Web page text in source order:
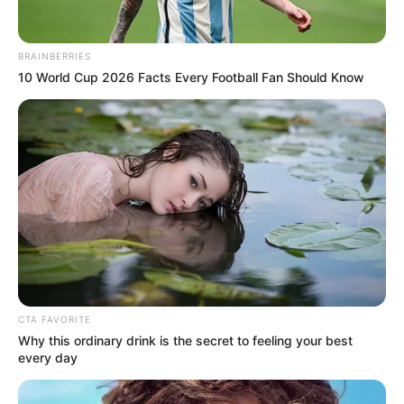
Simancas Tinoco agregó que desde el Ministerio Público
estarán atentos a que se garantice la prestación del
traducirse en barreras para la atención en salud de los
cartageneros. “Es fundamental que los afiliados sigan
recibiendo los tratamientos médicos, cirugías,
medicamentos y demás servicios requeridos sin
interrupciones”, anota.
BRAINBERRIES
10 World Cup 2026 Facts Every Football Fan Should Know
CTA FAVORITE
Why this ordinary drink is the secret to feeling your best
every day